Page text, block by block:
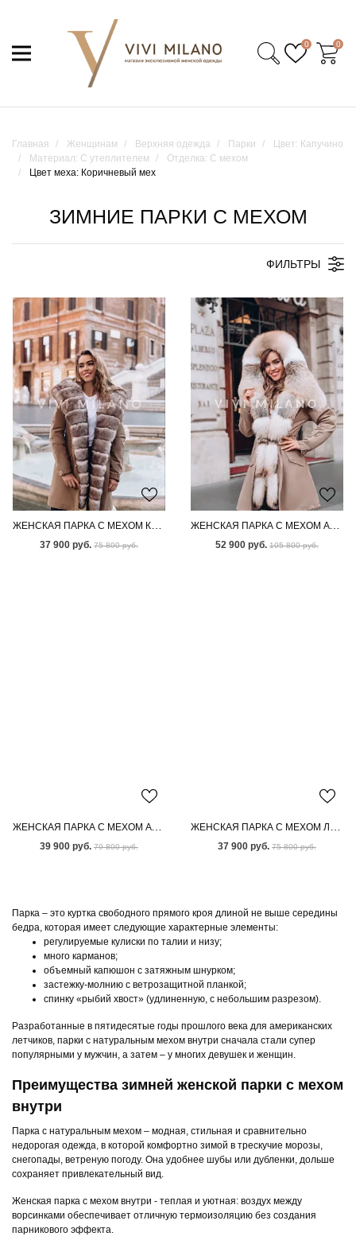
0 0
Главная Женщинам Верхняя одежда Парки
Цвет: Капучино
Материал: С утеплителем
Отделка: С мехом
Цвет меха: Коричневый мех
ЗИМНИЕ ПАРКИ С МЕХОМ
ФИЛЬТРЫ
ЖЕНСКАЯ ПАРКА С МЕХОМ КАНАДСКОГО ПЕСЦА
37 900 руб. 75 800 руб.
ЖЕНСКАЯ ПАРКА С МЕХОМ АУКЦИОННОЙ ЛИСЫ
52 900 руб. 105 800 руб.
ЖЕНСКАЯ ПАРКА С МЕХОМ АУКЦИОННОГО ПЕСЦА
39 900 руб. 79 800 руб. 37 900 руб. 75 800 руб.
Парка – это куртка свободного прямого кроя длиной не выше середины
бедра, которая имеет следующие характерные элементы:
регулируемые кулиски по талии и низу;
много карманов;
объемный капюшон с затяжным шнурком;
застежку-молнию с ветрозащитной планкой;
спинку «рыбий хвост» (удлиненную, с небольшим разрезом).
Разработанные в пятидесятые годы прошлого века для американских
летчиков, парки с натуральным мехом внутри сначала стали супер
популярными у мужчин, а затем – у многих девушек и женщин.
Преимущества зимней женской парки с мехом
внутри
Парка с натуральным мехом – модная, стильная и сравнительно
недорогая одежда, в которой комфортно зимой в трескучие морозы,
снегопады, ветреную погоду. Она удобнее шубы или дубленки, дольше
сохраняет привлекательный вид.
Женская парка с мехом внутри - теплая и уютная: воздух между
ворсинками обеспечивает отличную термоизоляцию без создания
парникового эффекта.